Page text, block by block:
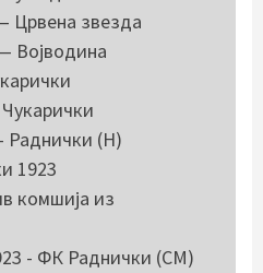
Црвена звезда
Војводина
(Н)
1923
комшија из
- ФК Раднички (СМ)